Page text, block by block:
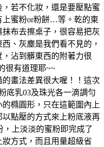
若不化妝，還是要壓點蜜
上蜜粉or粉餅…等。乾的東
布去擦桌子，很容易把灰
、灰塵是我們看不見的，
沾到髒東西的附著力很
很有道理耶~~
畫法差異很大喔！！這次
底乳03及珠光各一滴調勻
橢圓形，只在這範圍內上
點壓的方式來上粉底液再
上淡淡的蜜粉即完成了
方式，而且用量超級省